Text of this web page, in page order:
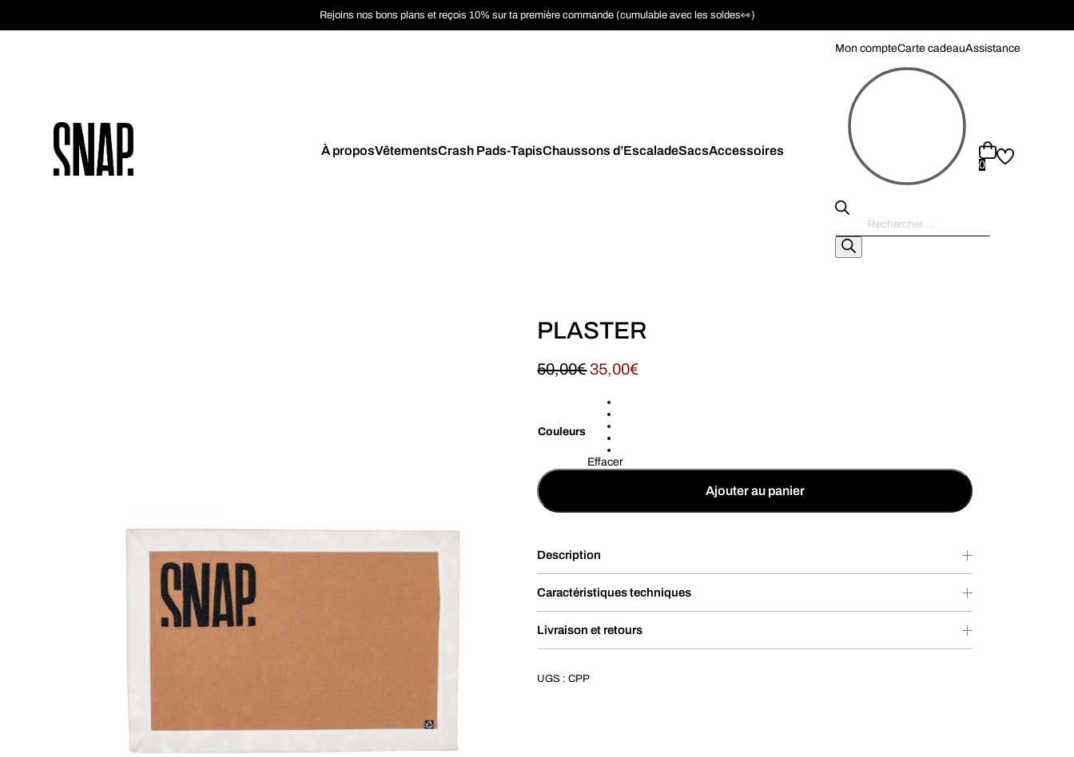
Rejoins nos bons plans et reçois 10% sur ta première commande (cumulable avec les soldes👀)
À proposVêtementsCrash Pads-TapisChaussons d’EscaladeSacsAccessoires
Mon compteCarte cadeauAssistance
Recherche
de
produits
0
PLASTER
50,00€35,00€
Couleurs
Effacer
Ajouter au panier
Description
Caractéristiques techniques
Livraison et retours
UGS :CPP